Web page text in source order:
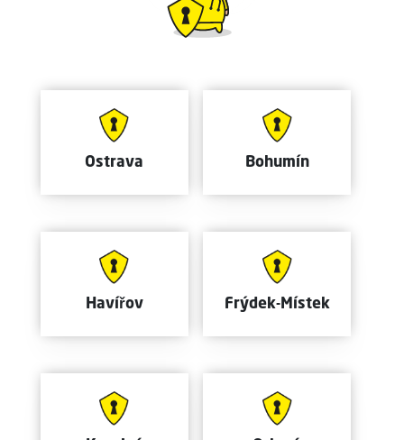
Ostrava Bohumín
Havířov Frýdek-Místek